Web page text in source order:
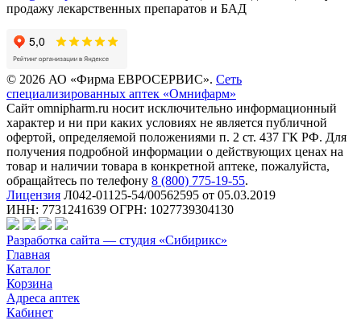
продажу лекарственных препаратов и БАД
© 2026 АО «Фирма ЕВРОСЕРВИС». Сеть
специализированных аптек «Омнифарм»
Сайт omnipharm.ru носит исключительно информационный
характер и ни при каких условиях не является публичной
офертой, определяемой положениями п. 2 ст. 437 ГК РФ. Для
получения подробной информации о действующих ценах на
товар и наличии товара в конкретной аптеке, пожалуйста,
обращайтесь по телефону 8 (800) 775-19-55.
Лицензия Л042-01125-54/00562595 от 05.03.2019
ИНН: 7731241639 ОГРН: 1027739304130
Разработка сайта — студия «Сибирикс»
Главная
Каталог
Корзина
Адреса аптек
Кабинет